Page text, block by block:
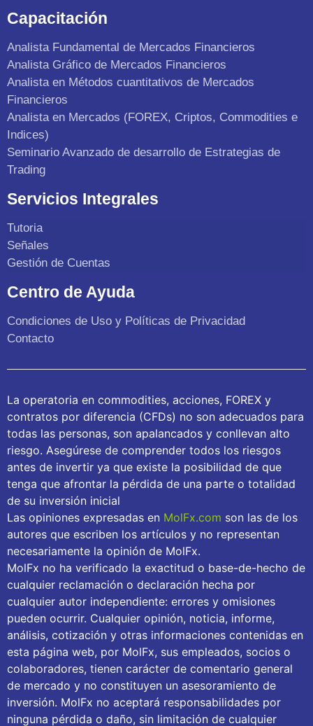
Capacitación
Analista Fundamental de Mercados Financieros
Analista Gráfico de Mercados Financieros
Analista en Métodos cuantitativos de Mercados
Financieros
Analista en Mercados (FOREX, Criptos, Commodities e
Indices)
Seminario Avanzado de desarrollo de Estrategias de
Trading
Servicios Integrales
Tutoria
Señales
Gestión de Cuentas
Centro de Ayuda
Condiciones de Uso y Políticas de Privacidad
Contacto
La operatoria en commodities, acciones, FOREX y
contratos por diferencia (CFDs) no son adecuados para
todas las personas, son apalancados y conllevan alto
riesgo. Asegúrese de comprender todos los riesgos
antes de invertir ya que existe la posibilidad de que
tenga que afrontar la pérdida de una parte o totalidad
de su inversión inicial
Las opiniones expresadas en MolFx.com son las de los
autores que escriben los artículos y no representan
necesariamente la opinión de MolFx.
MolFx no ha verificado la exactitud o base-de-hecho de
cualquier reclamación o declaración hecha por
cualquier autor independiente: errores y omisiones
pueden ocurrir. Cualquier opinión, noticia, informe,
análisis, cotización y otras informaciones contenidas en
esta página web, por MolFx, sus empleados, socios o
colaboradores, tienen carácter de comentario general
de mercado y no constituyen un asesoramiento de
inversión. MolFx no aceptará responsabilidades por
ninguna pérdida o daño, sin limitación de cualquier